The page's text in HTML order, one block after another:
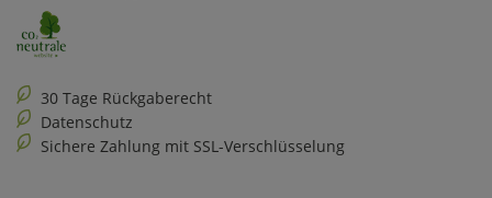
30 Tage Rückgaberecht
Datenschutz
Sichere Zahlung mit SSL-Verschlüsselung